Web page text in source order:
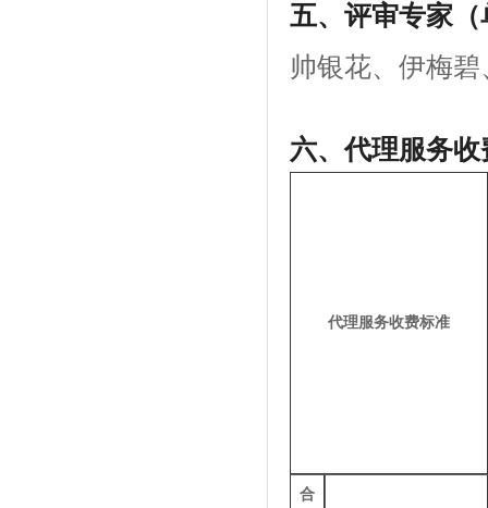
五、评审专家
帅银花、伊梅
六、代理服务
代理服务收费标准
合